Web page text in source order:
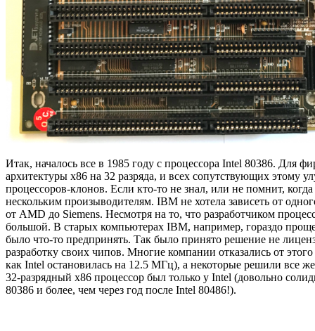
Итак, началось все в 1985 году с процессора Intel 80386. Для
архитектуры х86 на 32 разряда, и всех сопутствующих этому
процессоров-клонов. Если кто-то не знал, или не помнит,
нескольким произыводителям. IBM не хотела зависеть от
от AMD до Siemens. Несмотря на то, что разработчиком
большой. В старых компьютерах IBM, например, гораздо
было что-то предпринять. Так было принято решение не
разработку своих чипов. Многие компании отказались от
как Intel остановилась на 12.5 МГц), а некоторые решили все
32-разрядный х86 процессор был только у Intel (довольно
80386 и более, чем через год после Intel 80486!).